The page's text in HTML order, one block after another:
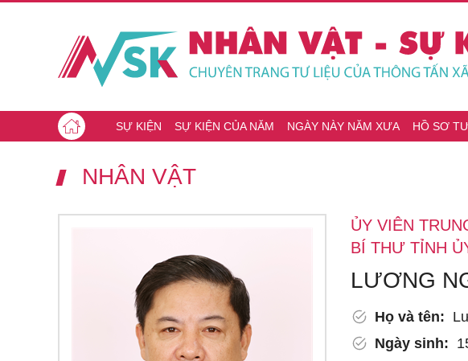
SỰ KIỆN SỰ KIỆN CỦA NĂM NGÀY NÀY NĂM XƯA HỒ SƠ
NHÂN VẬT
ỦY VIÊN
BÍ THƯ TỈNH
LƯƠNG
Họ và tên:
Ngày sinh: